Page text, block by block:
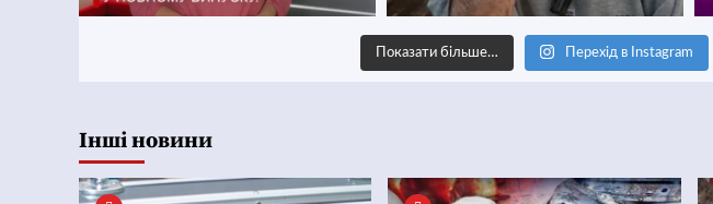
Показати більше… Перехід в Instagram
Інші новини